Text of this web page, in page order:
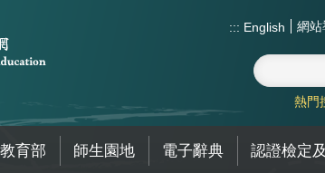
::: English 網站
熱門
育部 師生園地 電子辭典 認證檢定